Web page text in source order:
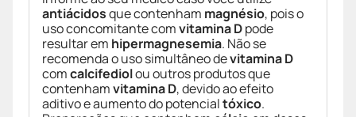
antiácidosque contenham magnésio, pois o
uso concomitante comvitamina Dpode
resultar em hipermagnesemia. Não se
recomenda o uso simultâneo devitamina D
comcalcifediolou outros produtos que
contenhamvitamina D, devido ao efeito
aditivo e aumento do potencialtóxico.